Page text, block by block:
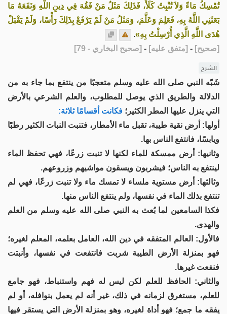
تُمْسِكُ مَاءً وَلاَ تُنْبِتُ كَلَأً، فَذَلِكَ مَثَلُ مَنْ فَقُهَ فِي دِينِ اللَّهِ وَنَفَعَهُ مَا
بَعَثَنِي اللَّهُ بِهِ، فَعَلِمَ وَعَلَّمَ، وَمَثَلُ مَنْ لَمْ يَرْفَعْ بِذَلِكَ رَأْسًا، وَلَمْ يَقْبَلْ
هُدَى اللَّهِ الَّذِي أُرْسِلْتُ بِهِ».
[صحيح]
-
[متفق عليه]
-
[صحيح البخاري - 79 ]
الشرح
شَبّه النبي صلى الله عليه وسلم متعجبًا من ينتفع بما جاء به من
الدلالة والطريق الذي يوصل للمطلوب، والعلم الشرعي بالأرض
التي ينزل عليها المطر الكثير؛ فكانت أقسامًا ثلاثة:
أولها: أرض نقية طيبة، تقبل ماء الأمطار، فتنبت النبات الكثير رطبًا
ويابسًا، فانتفع الناس بها.
وثانيها: أرض ممسكة للماء لكنها لا تنبت زرعًا، فهي تحفظ الماء
لينتفع به الناس؛ فيشربون ويسقون مواشيهم وزروعهم.
وثالثها: أرض مستوية ملساء لا تمسك ماء ولا تنبت زرعًا، فهي لم
تنتفع بذلك الماء في نفسها، ولم ينتفع الناس منها.
فكذا السامعين لما بُعث به النبي صلى الله عليه وسلم من العلم
والهدى.
فالأول: العالم المتفقه في دين الله، العامل بعلمه، المعلم لغيره؛
فهو بمنزلة الأرض الطيبة شربت فانتفعت في نفسها، وأنبتت
فنفعت غيرها.
والثاني: الحافظ للعلم لكن ليس له فهم واستنباط، فهو جامع
للعلم، مستغرق لزمانه في ذلك، غير أنه لم يعمل بنوافله، أو لم
يفقه ما جمع؛ فهو أداة لغيره، وهو بمنزلة الأرض التي يستقر فيها